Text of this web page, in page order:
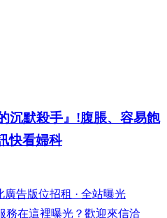
沉默殺手』!腹脹、容易飽
快看婦科
廣告版位招租 · 全站曝光
務在這裡曝光？歡迎來信洽